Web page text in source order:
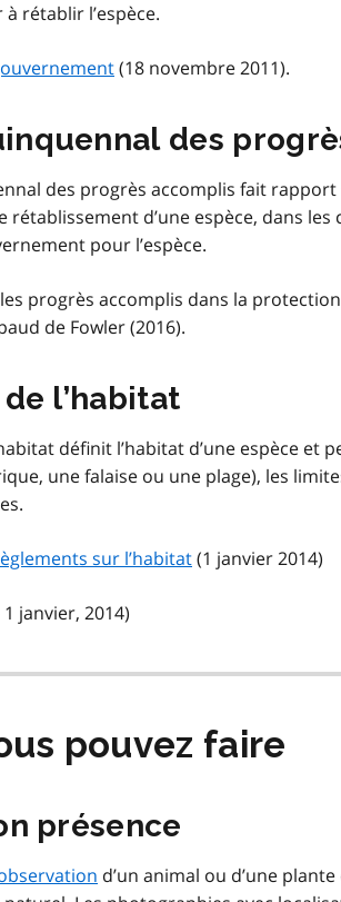
rétablir l’espèce.
(18 novembre 2011).
des
des progrès accomplis fait rapport
rétablissement d’une espèce, dans
pour l’espèce.
progrès accomplis dans la
de Fowler (2016).
l’habitat
définit l’habitat d’une espèce et
une falaise ou une plage), les
sur l’habitat(1 janvier 2014)
1 janvier, 2014)
pouvez faire
présence
d’un animal ou d’une